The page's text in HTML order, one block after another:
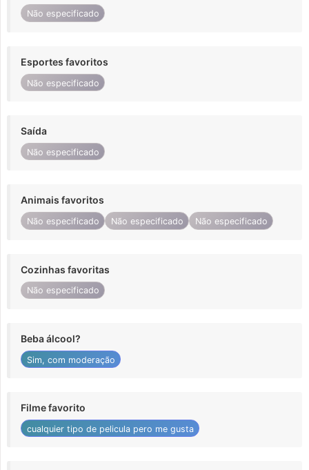
Não especificado
Esportes favoritos
Não especificado
Saída
Não especificado
Animais favoritos
Não especificado Não especificado Não especificado
Cozinhas favoritas
Não especificado
Beba álcool?
Sim, com moderação
Filme favorito
cualquier tipo de pelicula pero me gusta